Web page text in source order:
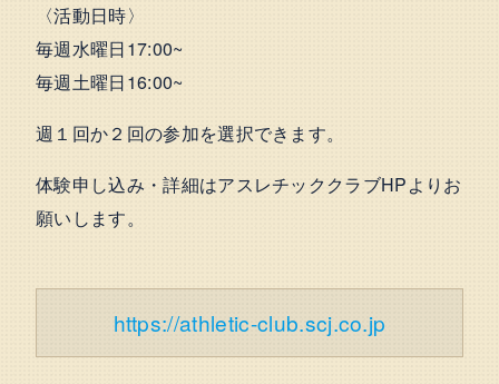
〈活動日時〉
毎週水曜日17:00~
毎週土曜日16:00~
週１回か２回の参加を選択できます。
体験申し込み・詳細はアスレチッククラブHPよりお
願いします。
https://athletic-club.scj.co.jp